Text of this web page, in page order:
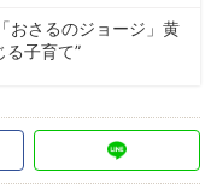
おさるのジョージ」黄
る子育て”